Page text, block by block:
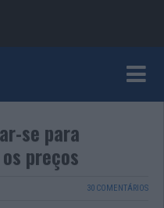
se para
preços
30 COMENTÁRIOS